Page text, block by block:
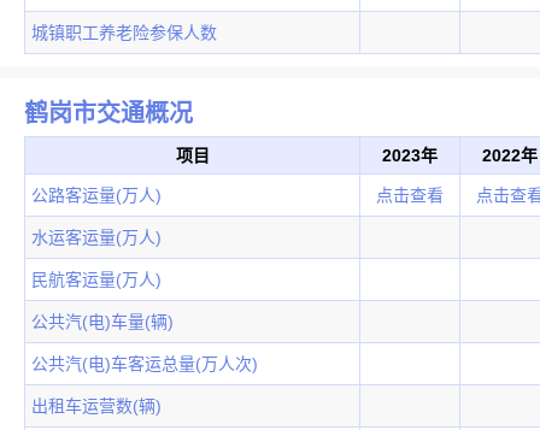
城镇职工养老险参保人数
鹤岗市交通概况
项目 2023年 2022年
公路客运量(万人) 点击查看 点击查
水运客运量(万人)
民航客运量(万人)
公共汽(电)车量(辆)
公共汽(电)车客运总量(万人次)
出租车运营数(辆)